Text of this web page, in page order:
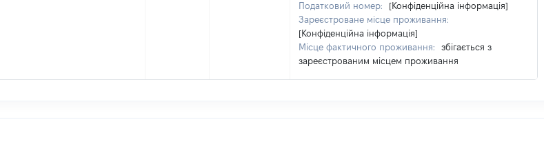
Податковий номер:
[Конфіденційна інформація]
Зареєстроване місце проживання:
[Конфіденційна інформація]
Місце фактичного проживання:
збігається з
зареєстрованим місцем проживання